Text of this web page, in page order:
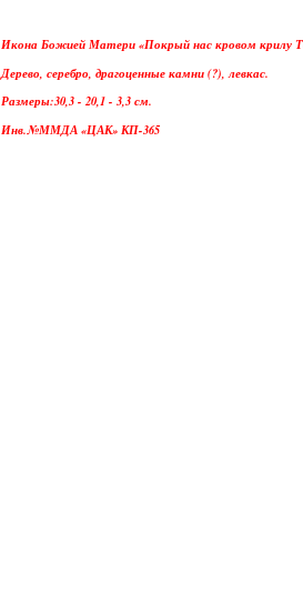
Икона Божией Матери «Покрый нас кровом крилу
Дерево, серебро, драгоценные камни (?), левкас.
Размеры:30,3 - 20,1 - 3,3 см.
Инв.№ММДА «ЦАК» КП-365